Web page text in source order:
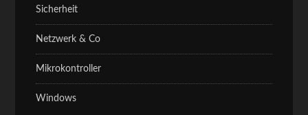
Sicherheit
Netzwerk & Co
Mikrokontroller
Windows